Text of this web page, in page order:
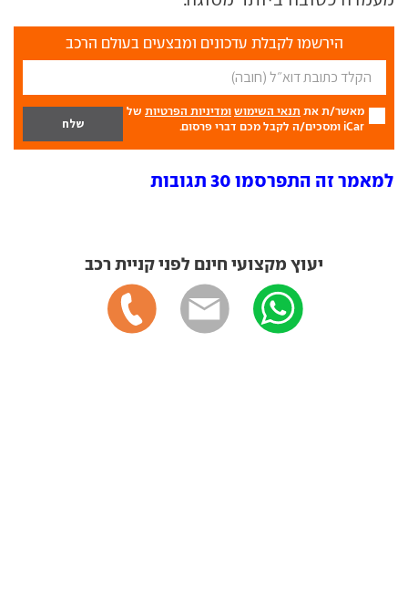
הירשמו לקבלת עדכונים ומבצעים בעולם הרכב
מאשר/ת את תנאי השימוש ומדיניות הפרטיות של
iCar ומסכים/ה לקבל מכם דברי פרסום.
למאמר זה התפרסמו 30 תגובות
יעוץ מקצועי חינם לפני קניית רכב